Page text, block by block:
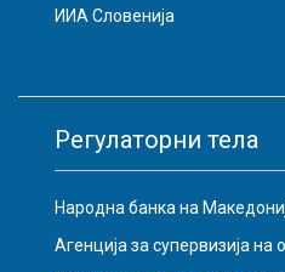
ИИА Словенија
Регулаторни тела
Народна банка на
Агенција за супервизија на